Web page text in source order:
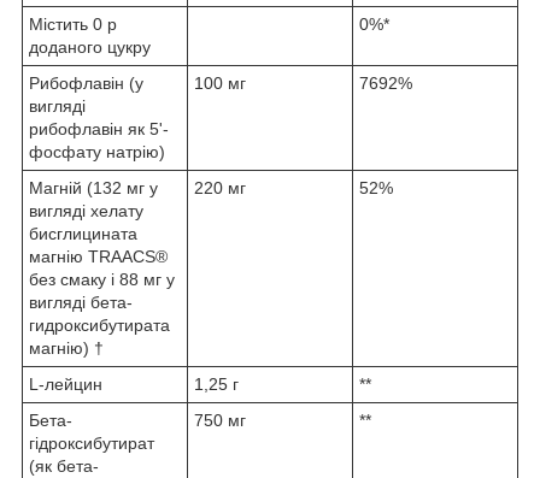
Містить 0 р
доданого цукру
0%*
Рибофлавін (у
вигляді
рибофлавін як 5'-
фосфату натрію)
100 мг 7692%
Магній (132 мг у
вигляді хелату
бисглицината
магнію TRAACS®
без смаку і 88 мг у
вигляді бета-
гидроксибутирата
магнію) †
220 мг 52%
L-лейцин 1,25 г
**
Бета-
гідроксибутират
(як бета-
750 мг **